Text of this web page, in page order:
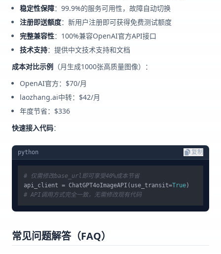
稳定性保障：99.9%的服务可用性，故障自动切换
注册即送额度：新用户注册即可获得免费测试额度
完整兼容性：100%兼容OpenAI官方API接口
技术支持：提供中文技术支持和文档
成本对比示例 （月生成1000张高质量图像）：
OpenAI官方：$70/月
laozhang.ai中转：$42/月
年度节省：$336
快速接入代码：
python 复制
# 仅需修改base_url即可享受40%成本节省
api_client = ChatGPT4oImageAPI(use_transit=True
# API调用方式完全一致，无需修改现有代码
常见问题解答（FAQ）